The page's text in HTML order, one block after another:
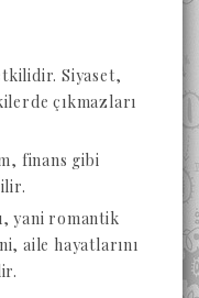
Siyaset,
çıkmazları
finans gibi
yani romantik
aile hayatlarını